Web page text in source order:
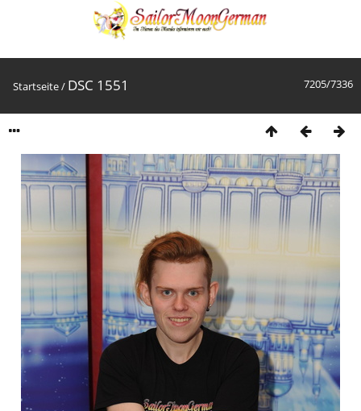
7205/7336
Startseite/ DSC 1551